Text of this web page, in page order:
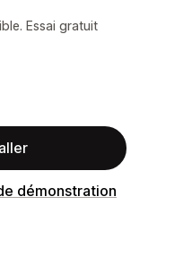
Essai gratuit
démonstration